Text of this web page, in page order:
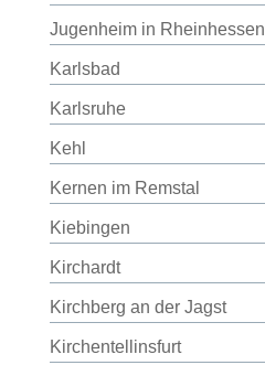
Jugenheim in Rheinhessen
Karlsbad
Karlsruhe
Kehl
Kernen im Remstal
Kiebingen
Kirchardt
Kirchberg an der Jagst
Kirchentellinsfurt